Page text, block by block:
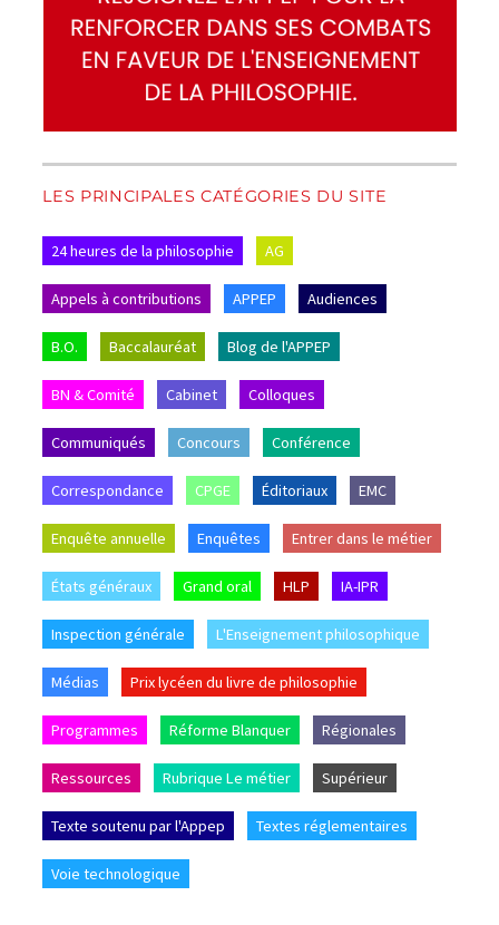
LES PRINCIPALES CATÉGORIES DU SITE
24 heures de la philosophie AG
Appels à contributions APPEP Audiences
B.O. Baccalauréat Blog de l'APPEP
BN & Comité Cabinet Colloques
Communiqués Concours Conférence
Correspondance CPGE Éditoriaux EMC
Enquête annuelle Enquêtes Entrer dans le métier
États généraux Grand oral HLP IA-IPR
Inspection générale L'Enseignement philosophique
Médias Prix lycéen du livre de philosophie
Programmes Réforme Blanquer Régionales
Ressources Rubrique Le métier Supérieur
Texte soutenu par l'Appep Textes réglementaires
Voie technologique